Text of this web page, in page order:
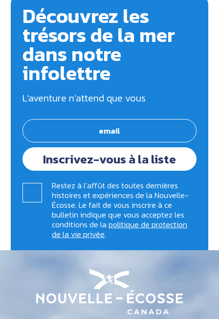
Découvrez les
trésors de la mer
dans notre
infolettre
L’aventure n’attend que vous
Inscrivez-vous à la liste
Restez à l’affût des toutes dernières
histoires et expériences de la Nouvelle-
Écosse. Le fait de vous inscrire à ce
bulletin indique que vous acceptez les
conditions de lapolitique de protection
de la vie privée.